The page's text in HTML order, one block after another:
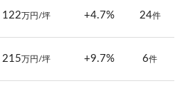
122万円/坪 +4.7% 24件
215万円/坪 +9.7% 6件